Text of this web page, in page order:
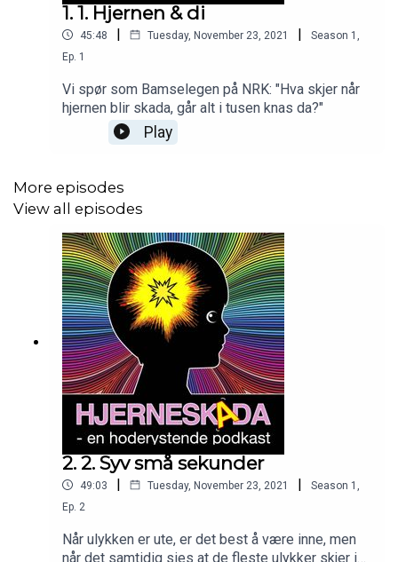
1. 1. Hjernen & di
45:48 | Tuesday, November 23, 2021 | Season 1 ,
Ep. 1
Vi spør som Bamselegen på NRK: "Hva skjer når
hjernen blir skada, går alt i tusen knas da?"
Play
More episodes
View all episodes
2. 2. Syv små sekunder
49:03 | Tuesday, November 23, 2021 | Season 1
Ep. 2
Når ulykken er ute, er det best å være inne, men
når det samtidig sies at de fleste ulykker skjer i